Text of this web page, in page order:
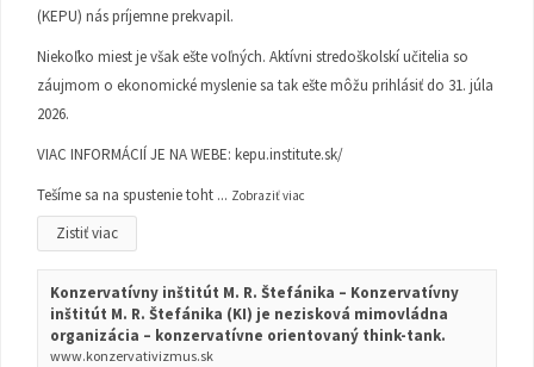
(KEPU) nás príjemne prekvapil.
Niekoľko miest je však ešte voľných. Aktívni stredoškolskí učitelia so
záujmom o ekonomické myslenie sa tak ešte môžu prihlásiť do 31. júla
2026.
VIAC INFORMÁCIÍ JE NA WEBE: kepu.institute.sk/
Tešíme sa na spustenie toht ... Zobraziť viac
Zistiť viac
Konzervatívny inštitút M. R. Štefánika – Konzervatívny
inštitút M. R. Štefánika (KI) je nezisková mimovládna
organizácia – konzervatívne orientovaný think-tank.
www.konzervativizmus.sk